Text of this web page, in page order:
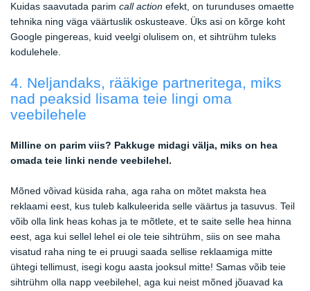
Kuidas saavutada parim call action efekt, on turunduses omaette
tehnika ning väga väärtuslik oskusteave. Üks asi on kõrge koht
Google pingereas, kuid veelgi olulisem on, et sihtrühm tuleks
kodulehele.
4. Neljandaks, rääkige partneritega, miks
nad peaksid lisama teie lingi oma
veebilehele
Milline on parim viis? Pakkuge midagi välja, miks on hea
omada teie linki nende veebilehel.
Mõned võivad küsida raha, aga raha on mõtet maksta hea
reklaami eest, kus tuleb kalkuleerida selle väärtus ja tasuvus. Teil
võib olla link heas kohas ja te mõtlete, et te saite selle hea hinna
eest, aga kui sellel lehel ei ole teie sihtrühm, siis on see maha
visatud raha ning te ei pruugi saada sellise reklaamiga mitte
ühtegi tellimust, isegi kogu aasta jooksul mitte! Samas võib teie
sihtrühm olla napp veebilehel, aga kui neist mõned jõuavad ka